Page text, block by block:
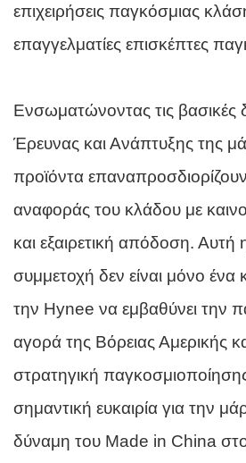
επιχειρήσεις παγκόσμιας
επαγγελματίες επισκέπτες
Ενσωματώνοντας τις βασικές
Έρευνας και Ανάπτυξης της
προϊόντα
αναφοράς του κλάδου με
και εξαιρετική απόδοση. Αυτή
συμμετοχή δεν είναι μόνο ένα
την Hynee να εμβαθύνει την
αγορά της Βόρειας Αμερικής
στρατηγική
σημαντική ευκαιρία για την
δύναμη του Made in China